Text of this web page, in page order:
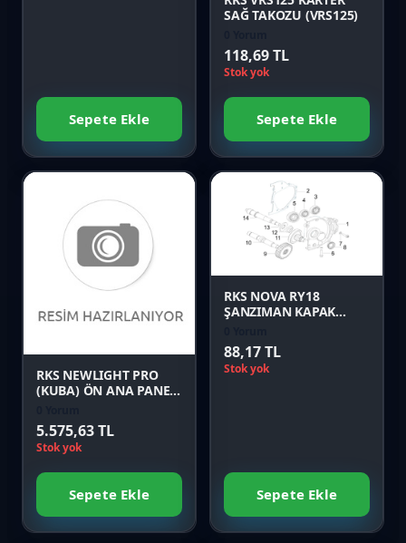
Sepete Ekle
SAĞ TAKOZU (VRS125)
118,69 TL
Stok yok
Sepete Ekle
Favori
Karşılaştır
RKS NEWLIGHT PRO
(KUBA) ÖN ANA PANEL
5.575,63 TL
Stok yok
Sepete Ekle
Favori
Karşılaştır
Önizle
RKS NOVA RY18
ŞANZIMAN KAPAK
88,17 TL
Stok yok
Sepete Ekle
Favori Favori